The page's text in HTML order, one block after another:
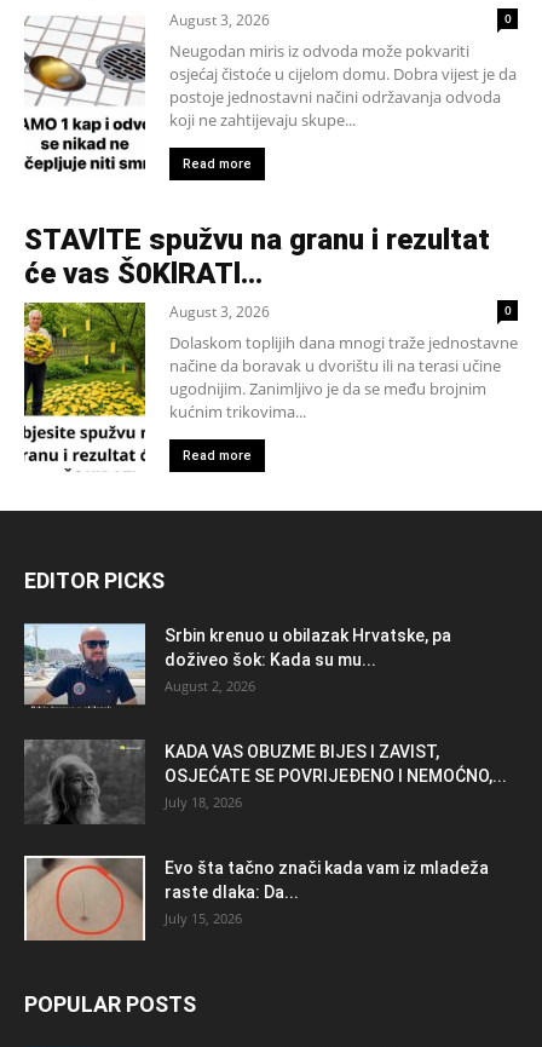
August 3, 2026 0
Neugodan miris iz odvoda može pokvariti
osjećaj čistoće u cijelom domu. Dobra vijest je da
postoje jednostavni načini održavanja odvoda
koji ne zahtijevaju skupe...
Read more
STAVlTE spužvu na granu i rezultat
će vas Š0KlRATl…
August 3, 2026 0
Dolaskom toplijih dana mnogi traže jednostavne
načine da boravak u dvorištu ili na terasi učine
ugodnijim. Zanimljivo je da se među brojnim
kućnim trikovima...
Read more
EDITOR PICKS
Srbin krenuo u obilazak Hrvatske, pa
doživeo šok: Kada su mu...
August 2, 2026
KADA VAS OBUZME BIJES I ZAVIST,
OSJEĆATE SE POVRIJEĐENO I NEMOĆNO,...
July 18, 2026
Evo šta tačno znači kada vam iz mladeža
raste dlaka: Da...
July 15, 2026
POPULAR POSTS